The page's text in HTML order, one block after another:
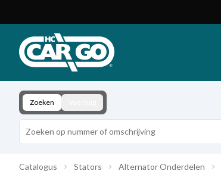
Download
Contact
Zoeken
Catalogus Stators Alternator Onderdelen